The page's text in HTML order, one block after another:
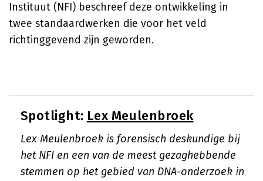
Instituut (NFI) beschreef deze ontwikkeling in
twee standaardwerken die voor het veld
richtinggevend zijn geworden.
Spotlight: Lex Meulenbroek
Lex Meulenbroek is forensisch deskundige bij
het NFI en een van de meest gezaghebbende
stemmen op het gebied van DNA-onderzoek in